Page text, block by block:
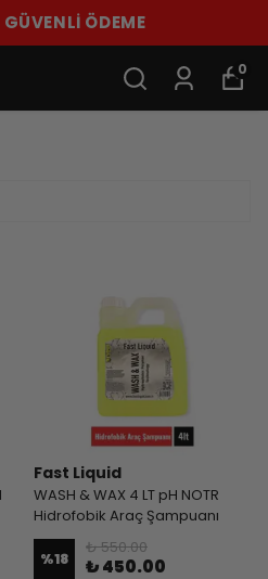
ÖDEME
0
Fast Liquid
WASH & WAX 4 LT pH NOTR
Hidrofobik Araç Şampuanı
%18
₺ 550.00
₺ 450.00